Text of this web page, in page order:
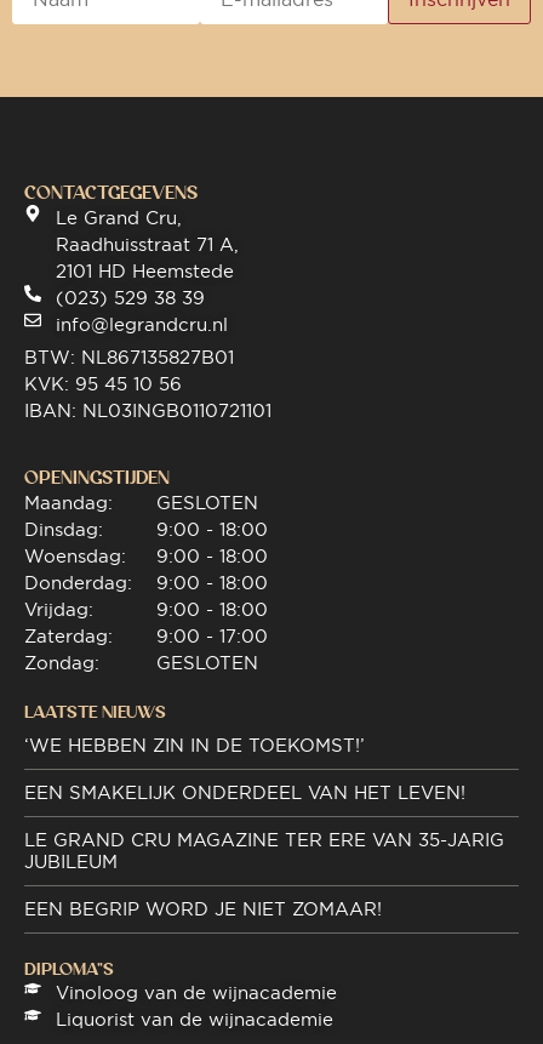
CONTACTGEGEVENS
Le Grand Cru,
Raadhuisstraat 71 A,
2101 HD Heemstede
(023) 529 38 39
info@legrandcru.nl
BTW: NL867135827B01
KVK: 95 45 10 56
IBAN: NL03INGB0110721101
OPENINGSTIJDEN
Maandag:
Dinsdag:
Woensdag:
Donderdag:
Vrijdag:
Zaterdag:
Zondag:
GESLOTEN
9:00 - 18:00
9:00 - 18:00
9:00 - 18:00
9:00 - 18:00
9:00 - 17:00
GESLOTEN
LAATSTE NIEUWS
‘WE HEBBEN ZIN IN DE TOEKOMST!’
EEN SMAKELIJK ONDERDEEL VAN HET LEVEN!
LE GRAND CRU MAGAZINE TER ERE VAN 35-JARIG
JUBILEUM
EEN BEGRIP WORD JE NIET ZOMAAR!
DIPLOMA"S
Vinoloog van de wijnacademie
Liquorist van de wijnacademie